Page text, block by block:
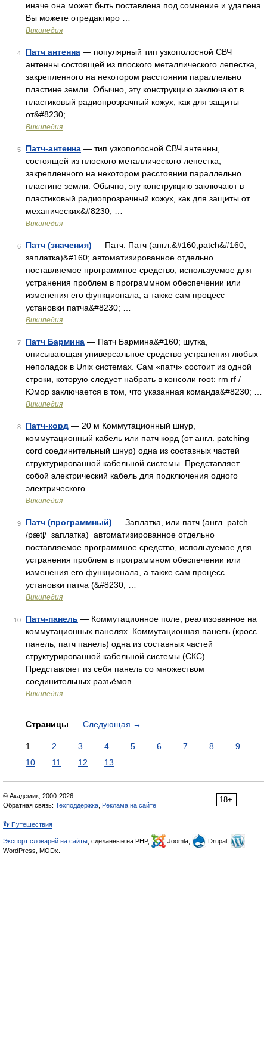
иначе она может быть поставлена под сомнение и удалена.
Вы можете отредактиро …
Википедия
4 Патч антенна — популярный тип узкополосной СВЧ
антенны состоящей из плоского металлического лепестка,
закрепленного на некотором расстоянии параллельно
пластине земли. Обычно, эту конструкцию заключают в
пластиковый радиопрозрачный кожух, как для защиты
от&#8230; …
Википедия
5 Патч-антенна — тип узкополосной СВЧ антенны,
состоящей из плоского металлического лепестка,
закрепленного на некотором расстоянии параллельно
пластине земли. Обычно, эту конструкцию заключают в
пластиковый радиопрозрачный кожух, как для защиты от
механических&#8230; …
Википедия
6 Патч (значения) — Патч: Патч (англ.&#160;patch&#160;
заплатка)&#160; автоматизированное отдельно
поставляемое программное средство, используемое для
устранения проблем в программном обеспечении или
изменения его функционала, а также сам процесс
установки патча&#8230; …
Википедия
7 Патч Бармина — Патч Бармина&#160; шутка,
описывающая универсальное средство устранения любых
неполадок в Unix системах. Сам «патч» состоит из одной
строки, которую следует набрать в консоли root: rm rf /
Юмор заключается в том, что указанная команда&#8230; …
Википедия
8 Патч-корд — 20 м Коммутационный шнур,
коммутационный кабель или патч корд (от англ. patching
cord соединительный шнур) одна из составных частей
структурированной кабельной системы. Представляет
собой электрический кабель для подключения одного
электрического …
Википедия
9 Патч (программный) — Заплатка, или патч (англ. patch
/pætʃ/ заплатка) автоматизированное отдельно
поставляемое программное средство, используемое для
устранения проблем в программном обеспечении или
изменения его функционала, а также сам процесс
установки патча (&#8230; …
Википедия
10 Патч-панель — Коммутационное поле, реализованное на
коммутационных панелях. Коммутационная панель (кросс
панель, патч панель) одна из составных частей
структурированной кабельной системы (СКС).
Представляет из себя панель со множеством
соединительных разъёмов …
Википедия
Страницы Следующая →
1 2 3 4 5 6 7 8
9
10
11 12 13
18+
© Академик, 2000-2026
Обратная связь: Техподдержка Реклама на сайте
👣 Путешествия
Экспорт словарей на сайты , сделанные на PHP, Joomla,
Drupal,
WordPress, MODx.